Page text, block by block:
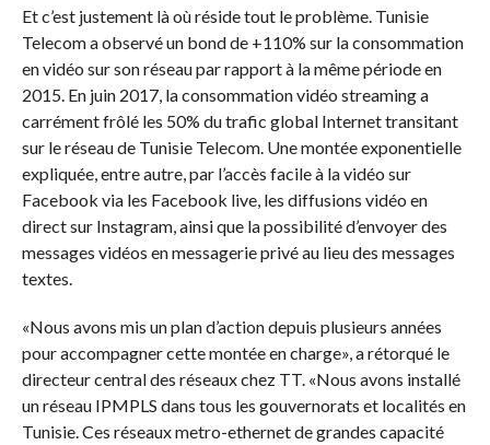
Et c’est justement là où réside tout le problème. Tunisie
Telecom a observé un bond de +110% sur la consommation
en vidéo sur son réseau par rapport à la même période en
2015. En juin 2017, la consommation vidéo streaming a
carrément frôlé les 50% du trafic global Internet transitant
sur le réseau de Tunisie Telecom. Une montée exponentielle
expliquée, entre autre, par l’accès facile à la vidéo sur
Facebook via les Facebook live, les diffusions vidéo en
direct sur Instagram, ainsi que la possibilité d’envoyer des
messages vidéos en messagerie privé au lieu des messages
textes.
«Nous avons mis un plan d’action depuis plusieurs années
pour accompagner cette montée en charge», a rétorqué le
directeur central des réseaux chez TT. «Nous avons installé
un réseau IPMPLS dans tous les gouvernorats et localités en
Tunisie. Ces réseaux metro-ethernet de grandes capacité